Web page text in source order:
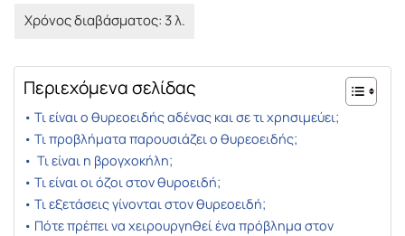
Περιεχόμενα σελίδας
Τι είναι ο θυρεοειδής αδένας και σε τι χρησιμεύει;
Τι προβλήματα παρουσιάζει ο θυρεοειδής;
Τι είναι η βρογχοκήλη;
Τι είναι οι όζοι στον θυροειδή;
Τι εξετάσεις γίνονται στον θυρεοειδή;
Πότε πρέπει να χειρουργηθεί ένα πρόβλημα στον